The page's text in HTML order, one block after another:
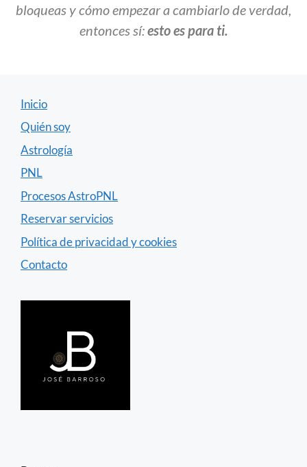
bloqueas y cómo empezar a cambiarlo de verdad,
entonces sí:esto es para ti.
Inicio
Quién soy
Astrología
PNL
Procesos AstroPNL
Reservar servicios
Política de privacidad y cookies
Contacto